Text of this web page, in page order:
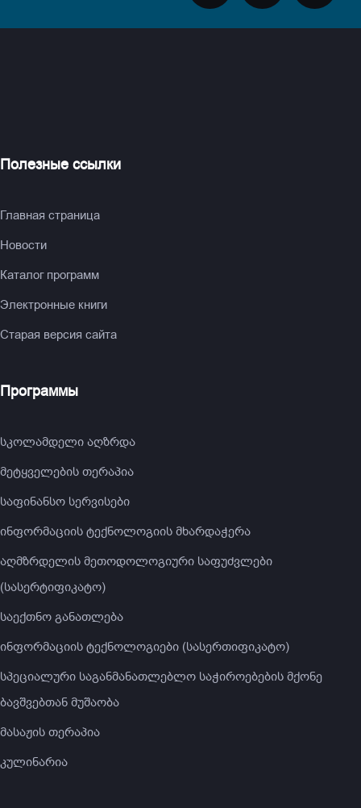
Полезные ссылки
Главная страница
Новости
Каталог программ
Электронные книги
Старая версия сайта
Программы
სკოლამდელი აღზრდა
მეტყველების თერაპია
საფინანსო სერვისები
ინფორმაციის ტექნოლოგიის მხარდაჭერა
აღმზრდელის მეთოდოლოგიური საფუძვლები
(სასერტიფიკატო)
საექთნო განათლება
ინფორმაციის ტექნოლოგიები (სასერთიფიკატო)
სპეციალური საგანმანათლებლო საჭიროებების მქონე
ბავშვებთან მუშაობა
მასაჟის თერაპია
კულინარია